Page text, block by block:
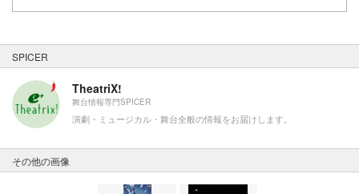
SPICER
TheatriX!
舞台情報専門SPICER
演劇・ミュージカル・舞台全般の情報をお届けします。
その他の画像